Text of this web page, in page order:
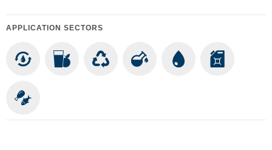
APPLICATION SECTORS